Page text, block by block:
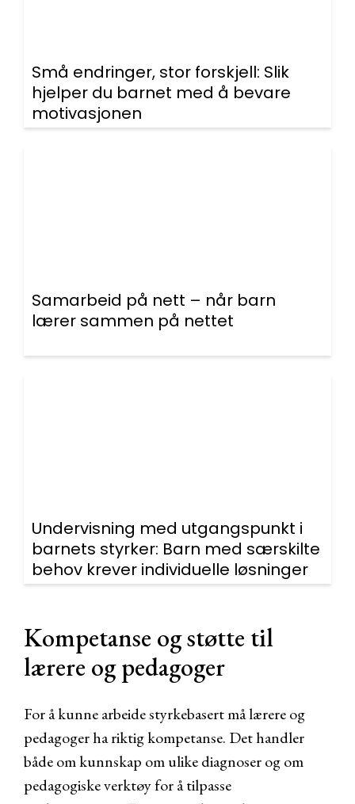
Små endringer, stor forskjell: Slik
hjelper du barnet med å bevare
motivasjonen
Samarbeid på nett – når barn
lærer sammen på nettet
Undervisning med utgangspunkt i
barnets styrker: Barn med særskilte
behov krever individuelle løsninger
Kompetanse og støtte til
lærere og pedagoger
For å kunne arbeide styrkebasert må lærere og
pedagoger ha riktig kompetanse. Det handler
både om kunnskap om ulike diagnoser og om
pedagogiske verktøy for å tilpasse